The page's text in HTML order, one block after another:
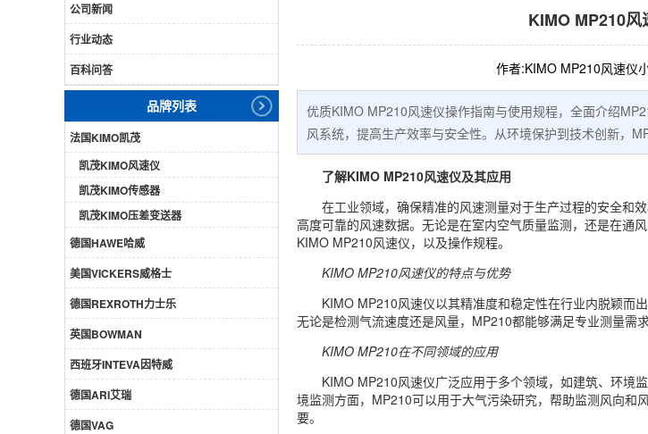
公司新闻
行业动态
百科问答
品牌列表
法国KIMO凯茂
凯茂KIMO风速仪
凯茂KIMO传感器
凯茂KIMO压差变送器
德国HAWE哈威
美国VICKERS威格士
德国REXROTH力士乐
英国BOWMAN
西班牙INTEVA因特威
德国ARI艾瑞
德国VAG
KIMO MP210
作者:KIMO MP210风速仪
优质KIMO MP210风速仪操作指南与使用规程，全面介绍
风系统，提高生产效率与安全性。从环境保护到技术创新，
了解KIMO MP210风速仪及其应用
在工业领域，确保精准的风速测量对于生产过程的安全和
高度可靠的风速数据。无论是在室内空气质量监测，还是在通
KIMO MP210风速仪，以及操作规程。
KIMO MP210风速仪的特点与优势
KIMO MP210风速仪以其精准度和稳定性在行业内脱颖而
无论是检测气流速度还是风量，MP210都能够满足专业测量需
KIMO MP210在不同领域的应用
KIMO MP210风速仪广泛应用于多个领域，如建筑、环境
境监测方面，MP210可以用于大气污染研究，帮助监测风向
要。